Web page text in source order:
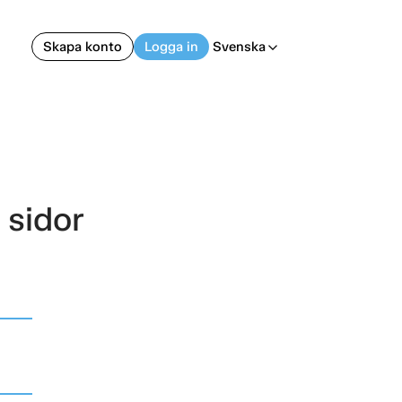
Skapa konto Logga in Svenska arrow_back_ios
sidor